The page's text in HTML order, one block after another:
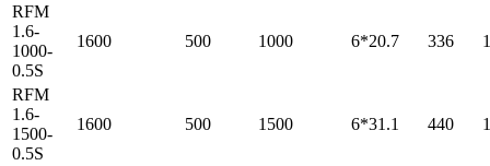
RFM
1.6-
1000-
0.5S
1600 500 1000 6*20.7 336
RFM
1.6-
1500-
0.5S
1600 500 1500 6*31.1 440